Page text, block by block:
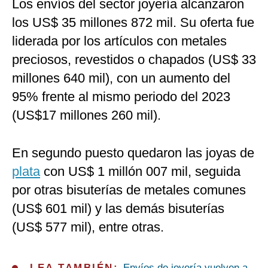
Los envíos del sector joyería alcanzaron
los US$ 35 millones 872 mil. Su oferta fue
liderada por los artículos con metales
preciosos, revestidos o chapados (US$ 33
millones 640 mil), con un aumento del
95% frente al mismo periodo del 2023
(US$17 millones 260 mil).
En segundo puesto quedaron las joyas de
platacon US$ 1 millón 007 mil, seguida
por otras bisuterías de metales comunes
(US$ 601 mil) y las demás bisuterías
(US$ 577 mil), entre otras.